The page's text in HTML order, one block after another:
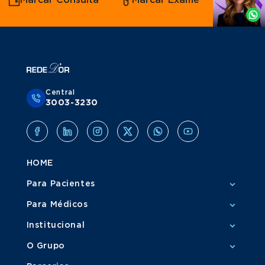
Whatsapp
Central
3003-3230
HOME
Para Pacientes
Para Médicos
Institucional
O Grupo